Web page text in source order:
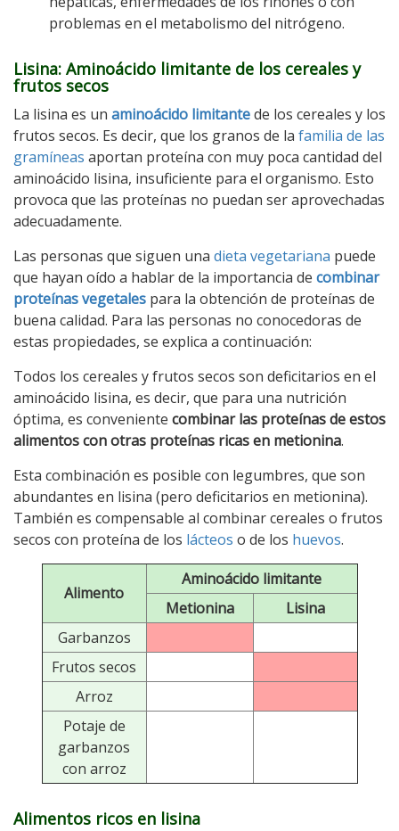
problemas en el metabolismo del nitrógeno.
Lisina: Aminoácido limitante de los cereales y
frutos secos
La lisina es un aminoácido limitantede los cereales y los
frutos secos. Es decir, que los granos de la familia de las
gramíneas aportan proteína con muy poca cantidad del
aminoácido lisina, insuficiente para el organismo. Esto
provoca que las proteínas no puedan ser aprovechadas
adecuadamente.
Las personas que siguen una dieta vegetariana puede
que hayan oído a hablar de la importancia de combinar
proteínas vegetales para la obtención de proteínas de
buena calidad. Para las personas no conocedoras de
estas propiedades, se explica a continuación:
Todos los cereales y frutos secos son deficitarios en el
aminoácido lisina, es decir, que para una nutrición
óptima, es conveniente combinar las proteínas de estos
alimentos con otras proteínas ricas en metionina.
Esta combinación es posible con legumbres, que son
abundantes en lisina (pero deficitarios en metionina).
También es compensable al combinar cereales o frutos
secos con proteína de los lácteos o de los huevos.
Alimento
Aminoácido limitante
Metionina
Lisina
Garbanzos
Frutos secos
Arroz
Potaje de
garbanzos
con arroz
Alimentos ricos en lisina